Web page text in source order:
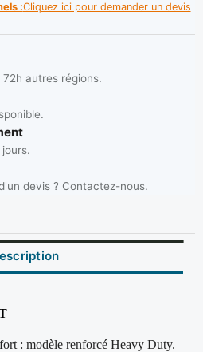
:Cliquez ici pour demander un devis
autres régions.
devis ? Contactez-nous.
: modèle renforcé Heavy Duty.